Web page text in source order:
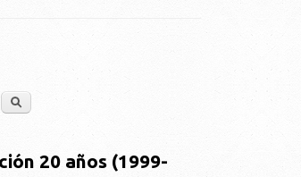
Buscar
20 años (1999-